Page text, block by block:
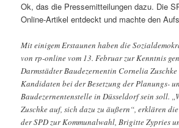
Ok, das die Pressemitteilungen dazu. Die
Online-Artikel entdeckt und machte den
Mit einigem Erstaunen haben die
von rp-online vom 13. Februar zur Kenntnis
Darmstädter Baudezernentin Cornelia
Kandidaten bei der Besetzung der Planungs-
Baudezernentenstelle in Düsseldorf sein soll.
Zuschke auf, sich dazu zu äußern“, erklären
der SPD zur Kommunalwahl, Brigitte Zypries